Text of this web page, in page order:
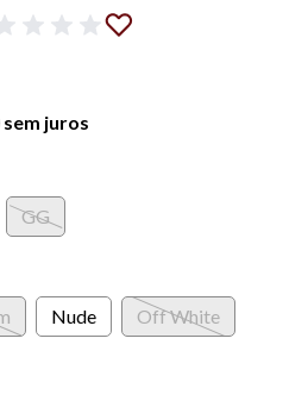
sem juros
GG
Nude Off White